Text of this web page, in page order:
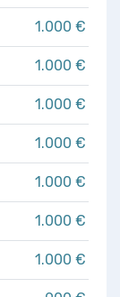
1.000 €
1.000 €
1.000 €
1.000 €
1.000 €
1.000 €
1.000 €